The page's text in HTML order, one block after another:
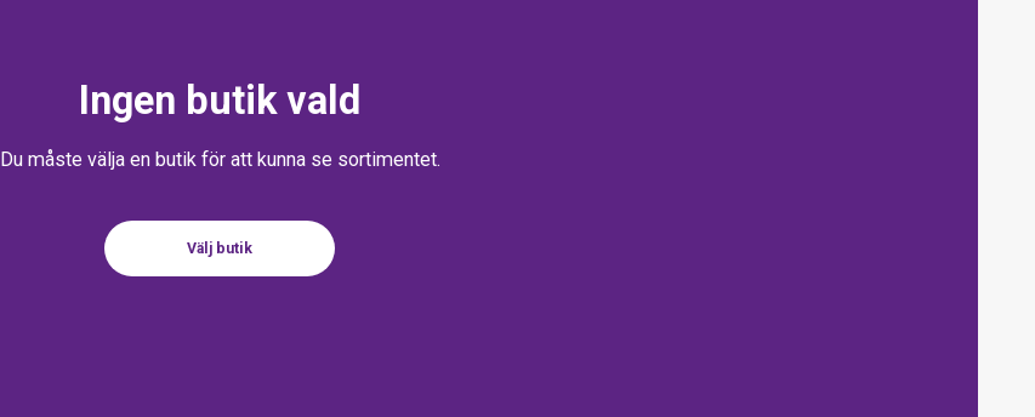
Ingen butik vald
Du måste välja en butik för att kunna se sortimentet.
Välj butik